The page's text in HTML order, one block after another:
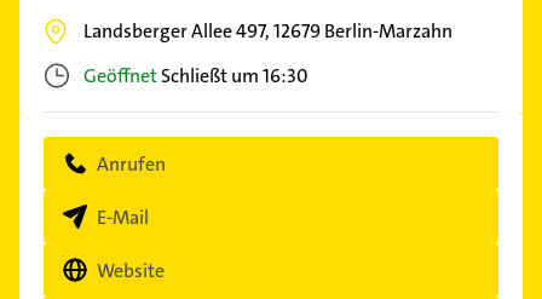
Landsberger Allee 497,12679Berlin-Marzahn
GeöffnetSchließt um 16:30
Anrufen
E-Mail
Website